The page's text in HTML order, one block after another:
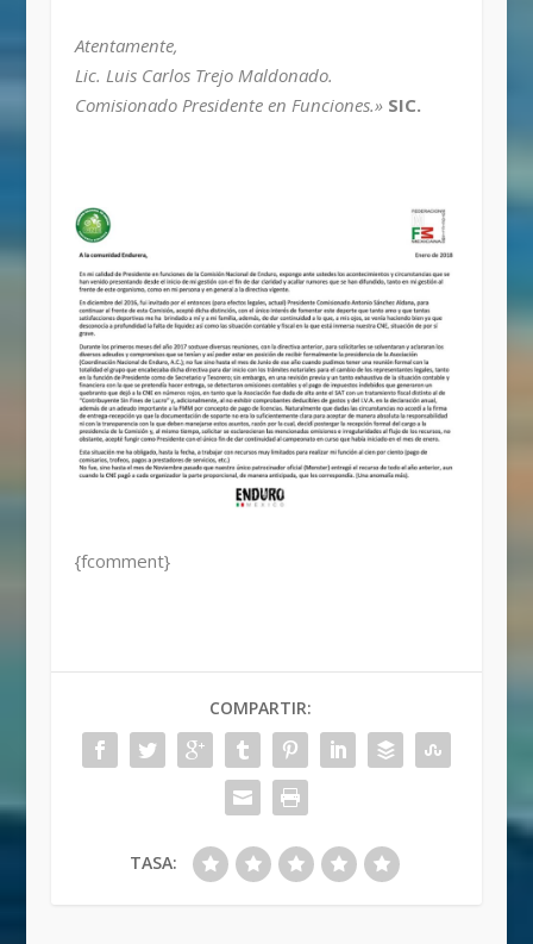
Atentamente,
Lic. Luis Carlos Trejo Maldonado.
Comisionado Presidente en Funciones.» SIC.
{fcomment}
COMPARTIR:
TASA: